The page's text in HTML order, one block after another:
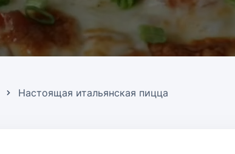
Настоящая итальянская пицца